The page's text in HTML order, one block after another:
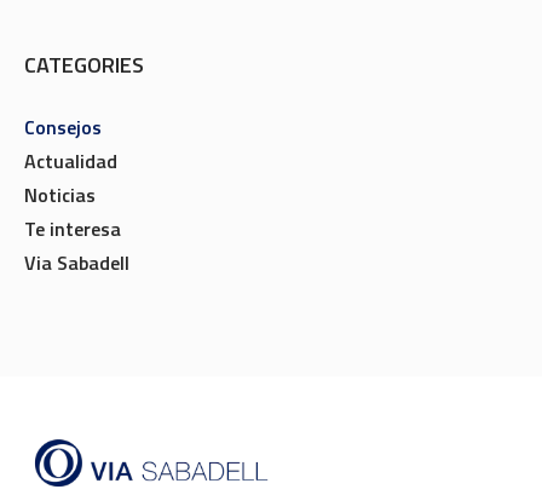
CATEGORIES
Consejos
Actualidad
Noticias
Te interesa
Via Sabadell